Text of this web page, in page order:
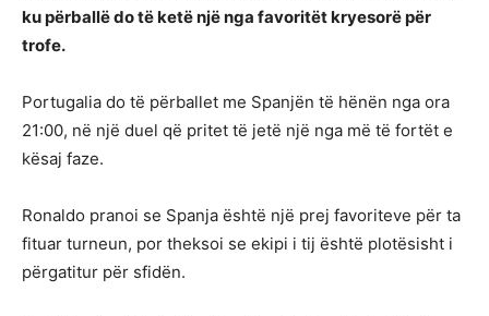
ku përballë do të ketë një nga favoritët kryesorë për
trofe.
Portugalia do të përballet me Spanjën të hënën nga ora
21:00, në një duel që pritet të jetë një nga më të fortët e
kësaj faze.
Ronaldo pranoi se Spanja është një prej favoriteve për ta
fituar turneun, por theksoi se ekipi i tij është plotësisht i
përgatitur për sfidën.